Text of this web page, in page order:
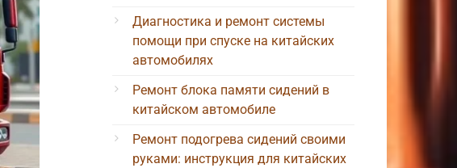
Диагностика и ремонт системы
помощи при спуске на китайских
автомобилях
Ремонт блока памяти сидений в
китайском автомобиле
Ремонт подогрева сидений своими
руками: инструкция для китайских